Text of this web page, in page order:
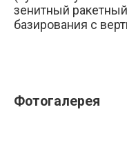
зенитный
базирования с
Фотогалерея